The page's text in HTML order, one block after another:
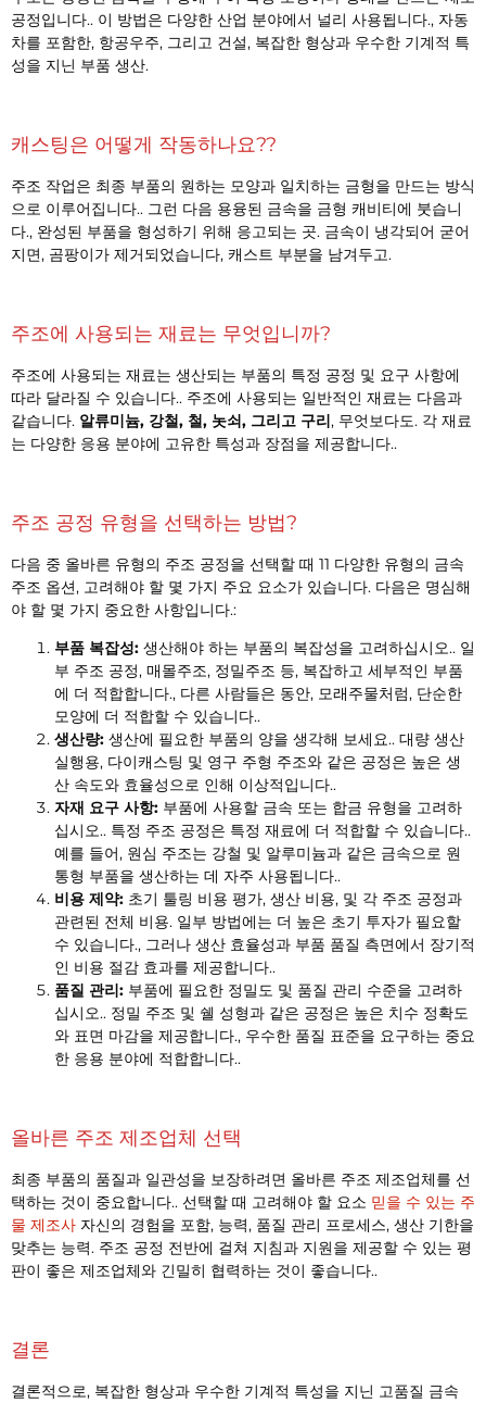
공정입니다.. 이 방법은 다양한 산업 분야에서 널리 사용됩니다., 자동
차를 포함한, 항공우주, 그리고 건설, 복잡한 형상과 우수한 기계적 특
성을 지닌 부품 생산.
캐스팅은 어떻게 작동하나요??
주조 작업은 최종 부품의 원하는 모양과 일치하는 금형을 만드는 방식
으로 이루어집니다.. 그런 다음 용융된 금속을 금형 캐비티에 붓습니
다., 완성된 부품을 형성하기 위해 응고되는 곳. 금속이 냉각되어 굳어
지면, 곰팡이가 제거되었습니다, 캐스트 부분을 남겨두고.
주조에 사용되는 재료는 무엇입니까?
주조에 사용되는 재료는 생산되는 부품의 특정 공정 및 요구 사항에
따라 달라질 수 있습니다.. 주조에 사용되는 일반적인 재료는 다음과
같습니다. 알류미늄, 강철, 철, 놋쇠, 그리고 구리, 무엇보다도. 각 재료
는 다양한 응용 분야에 고유한 특성과 장점을 제공합니다..
주조 공정 유형을 선택하는 방법?
다음 중 올바른 유형의 주조 공정을 선택할 때 11 다양한 유형의 금속
주조 옵션, 고려해야 할 몇 가지 주요 요소가 있습니다. 다음은 명심해
야 할 몇 가지 중요한 사항입니다.:
부품 복잡성: 생산해야 하는 부품의 복잡성을 고려하십시오.. 일
부 주조 공정, 매몰주조, 정밀주조 등, 복잡하고 세부적인 부품
에 더 적합합니다., 다른 사람들은 동안, 모래주물처럼, 단순한
모양에 더 적합할 수 있습니다..
생산량: 생산에 필요한 부품의 양을 생각해 보세요.. 대량 생산
실행용, 다이캐스팅 및 영구 주형 주조와 같은 공정은 높은 생
산 속도와 효율성으로 인해 이상적입니다..
자재 요구 사항: 부품에 사용할 금속 또는 합금 유형을 고려하
십시오.. 특정 주조 공정은 특정 재료에 더 적합할 수 있습니다..
예를 들어, 원심 주조는 강철 및 알루미늄과 같은 금속으로 원
통형 부품을 생산하는 데 자주 사용됩니다..
비용 제약: 초기 툴링 비용 평가, 생산 비용, 및 각 주조 공정과
관련된 전체 비용. 일부 방법에는 더 높은 초기 투자가 필요할
수 있습니다., 그러나 생산 효율성과 부품 품질 측면에서 장기적
인 비용 절감 효과를 제공합니다..
품질 관리: 부품에 필요한 정밀도 및 품질 관리 수준을 고려하
십시오.. 정밀 주조 및 쉘 성형과 같은 공정은 높은 치수 정확도
와 표면 마감을 제공합니다., 우수한 품질 표준을 요구하는 중요
한 응용 분야에 적합합니다..
올바른 주조 제조업체 선택
최종 부품의 품질과 일관성을 보장하려면 올바른 주조 제조업체를 선
택하는 것이 중요합니다.. 선택할 때 고려해야 할 요소 믿을 수 있는 주
물 제조사 자신의 경험을 포함, 능력, 품질 관리 프로세스, 생산 기한을
맞추는 능력. 주조 공정 전반에 걸쳐 지침과 지원을 제공할 수 있는 평
판이 좋은 제조업체와 긴밀히 협력하는 것이 좋습니다..
결론
결론적으로, 복잡한 형상과 우수한 기계적 특성을 지닌 고품질 금속